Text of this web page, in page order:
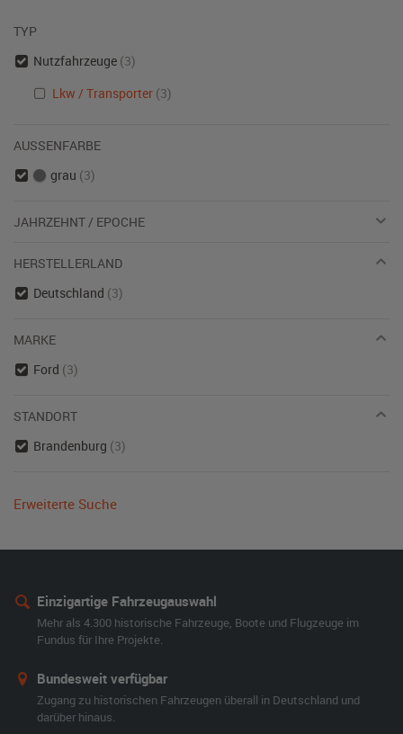
TYP
Nutzfahrzeuge (3)
Lkw / Transporter (3)
AUSSENFARBE
grau (3)
JAHRZEHNT / EPOCHE
HERSTELLERLAND
Deutschland (3)
MARKE
Ford (3)
STANDORT
Brandenburg (3)
Erweiterte Suche
Einzigartige Fahrzeugauswahl
Mehr als 4.300 historische Fahrzeuge, Boote und Flugzeuge im
Fundus für Ihre Projekte.
Bundesweit verfügbar
Zugang zu historischen Fahrzeugen überall in Deutschland und
darüber hinaus.